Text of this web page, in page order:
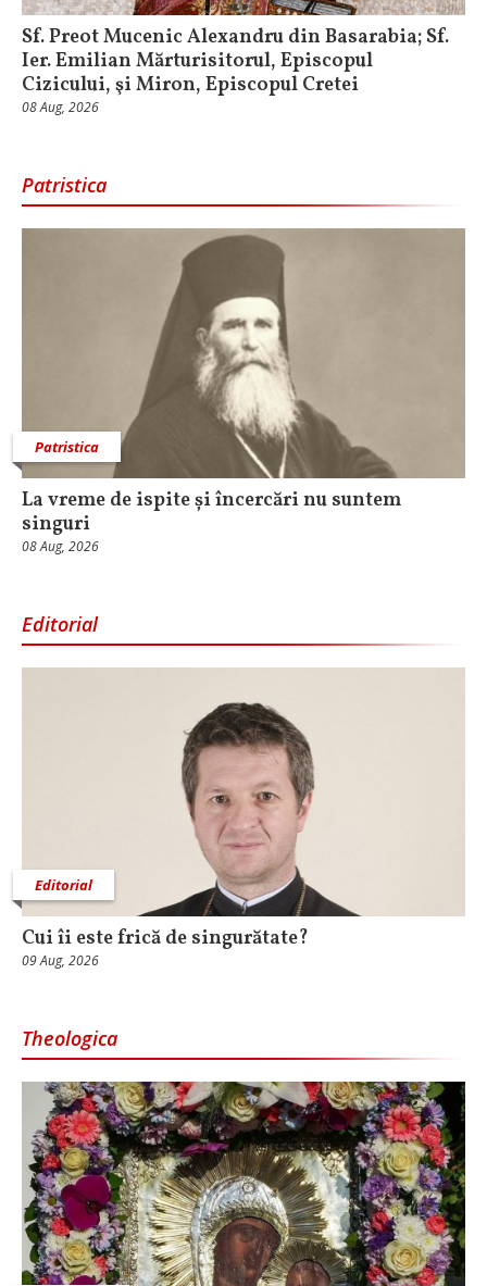
Sf. Preot Mucenic Alexandru din Basarabia; Sf.
Ier. Emilian Mărturisitorul, Episcopul
Cizicului, şi Miron, Episcopul Cretei
08 Aug, 2026
Patristica
Patristica
La vreme de ispite și încercări nu suntem
singuri
08 Aug, 2026
Editorial
Editorial
Cui îi este frică de singurătate?
09 Aug, 2026
Theologica